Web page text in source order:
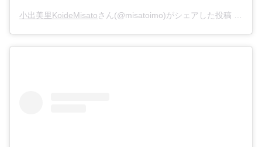
小出美里KoideMisatoさん(@misatoimo)がシェアした投稿 –